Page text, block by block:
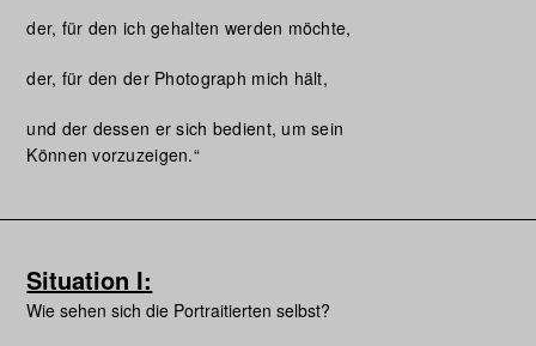
der, für den ich gehalten werden möchte,
der, für den der Photograph mich hält,
und der dessen er sich bedient, um sein
Können vorzuzeigen.“
Situation I:
Wie sehen sich die Portraitierten selbst?